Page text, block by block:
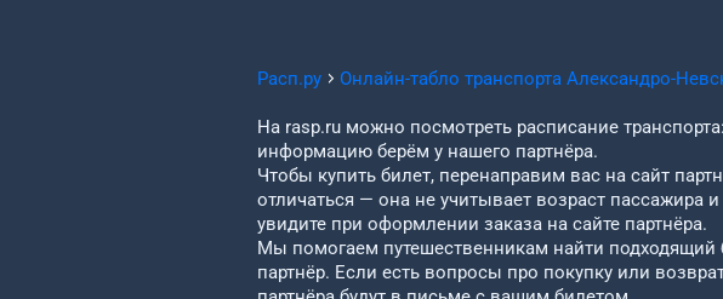
Расп.ру Онлайн-табло транспорта Александро-
На rasp.ru можно посмотреть расписание
информацию берём у нашего партнёра.
Чтобы купить билет, перенаправим вас на сайт
отличаться — она не учитывает возраст пассажира
увидите при оформлении заказа на сайте партнёра.
Мы помогаем путешественникам найти подходящий
партнёр. Если есть вопросы про покупку или